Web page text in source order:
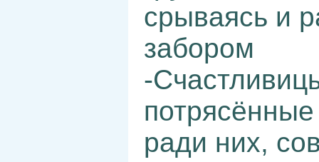
срываясь и
забором
-
ради них,